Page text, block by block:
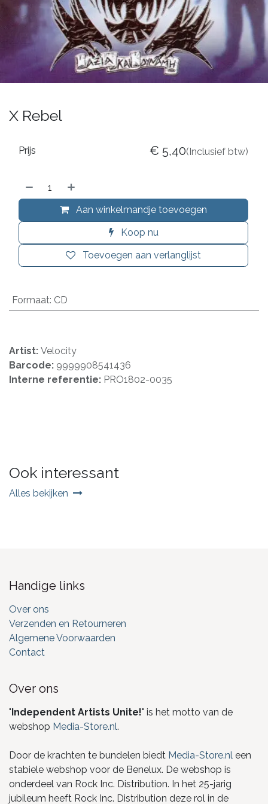
X Rebel
Aan winkelmandje toevoegen
Koop nu
Toevoegen aan verlanglijst
Prijs € 5,40(Inclusief btw)
Formaat: CD
Artist: Velocity
Barcode: 9999908541436
Interne referentie: PRO1802-0035
Ook interessant
Alles bekijken
Handige links
Over ons
Verzenden en Retourneren
Algemene Voorwaarden
Contact
Over ons
"Independent Artists Unite!" is het motto van de
webshop Media-Store.nl.
Door de krachten te bundelen biedt Media-Store.nl een
stabiele webshop voor de Benelux. De webshop is
onderdeel van Rock Inc. Distribution. In het 25-jarig
jubileum heeft Rock Inc. Distribution deze rol in de